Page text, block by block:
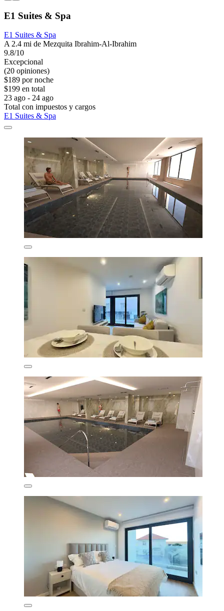
E1 Suites & Spa
E1 Suites & Spa
A 2.4 mi de Mezquita Ibrahim-Al-Ibrahim
9.8/10
Excepcional
(20 opiniones)
$189 por noche
$199 en total
23 ago - 24 ago
Total con impuestos y cargos
E1 Suites & Spa